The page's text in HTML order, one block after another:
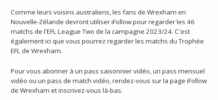
Comme leurs voisins australiens, les fans de Wrexham en
Nouvelle-Zélande devront utiliser iFollow pour regarder les 46
matchs de l'EFL League Two de la campagne 2023/24. C'est
également ici que vous pourrez regarder les matchs du Trophée
EFL de Wrexham.
Pour vous abonner à un pass saisonnier vidéo, un pass mensuel
vidéo ou un pass de match vidéo, rendez-vous sur la page iFollow
de Wrexham et inscrivez-vous là-bas.